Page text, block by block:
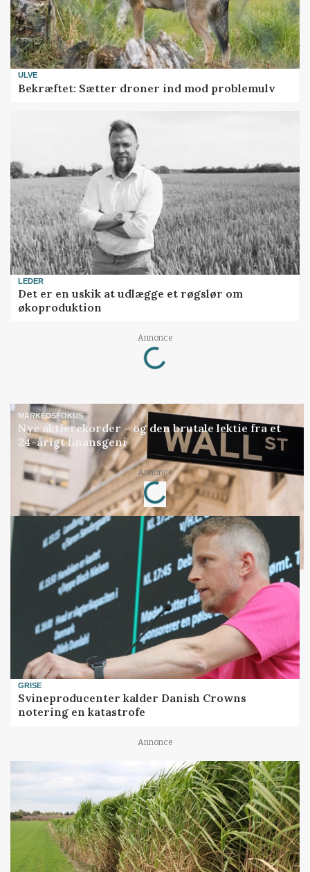
ULVE
Bekræftet: Sætter droner ind mod problemulv
LEDER
Det er en uskik at udlægge et røgslør om
økoproduktion
Annonce
Loading...
MARKEDSFOKUS
Nye aktierekorder – og den brutale lektie fra et
24-årigt finansgeni
Annonce
Loading...
GRISE
Svineproducenter kalder Danish Crowns
notering en katastrofe
Annonce